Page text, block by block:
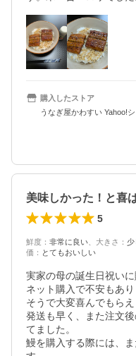
購入したストア
うなぎ屋かわすい Yahoo!
美味しかった！と喜
5
鮮度 ： 非常に良い 大きさ ：
価 ： とてもおいしい
実家の母の誕生日祝いに
ネット購入で不安もあ
そうで大変喜んでもらえ
発送も早く、また注文
てました。
鰻を購入する際には、